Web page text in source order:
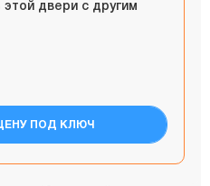
этой двери с другим
ПОД КЛЮЧ